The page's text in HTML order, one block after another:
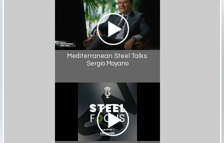
Mediterranean Steel Talks:
Sergio Moyano